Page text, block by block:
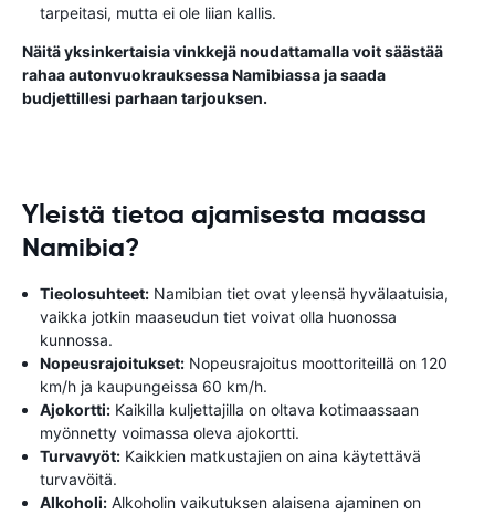
tarpeitasi, mutta ei ole liian kallis.
Näitä yksinkertaisia ​​vinkkejä noudattamalla voit säästää
rahaa autonvuokrauksessa Namibiassa ja saada
budjettillesi parhaan tarjouksen.
Yleistä tietoa ajamisesta maassa
Namibia?
Tieolosuhteet: Namibian tiet ovat yleensä hyvälaatuisia,
vaikka jotkin maaseudun tiet voivat olla huonossa
kunnossa.
Nopeusrajoitukset: Nopeusrajoitus moottoriteillä on 120
km/h ja kaupungeissa 60 km/h.
Ajokortti: Kaikilla kuljettajilla on oltava kotimaassaan
myönnetty voimassa oleva ajokortti.
Turvavyöt: Kaikkien matkustajien on aina käytettävä
turvavöitä.
Alkoholi: Alkoholin vaikutuksen alaisena ajaminen on